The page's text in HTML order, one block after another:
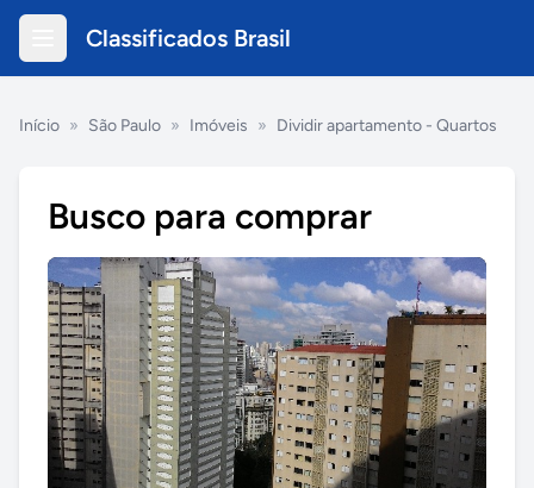
Classificados Brasil
Início » São Paulo » Imóveis » Dividir apartamento - Quartos
Busco para comprar